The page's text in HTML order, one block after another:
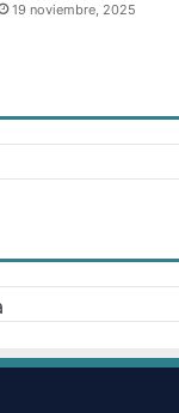
19 noviembre, 2025